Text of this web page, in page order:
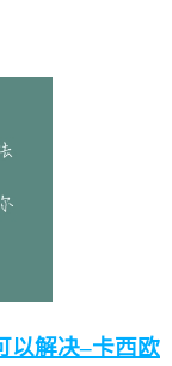
以解决–卡西欧